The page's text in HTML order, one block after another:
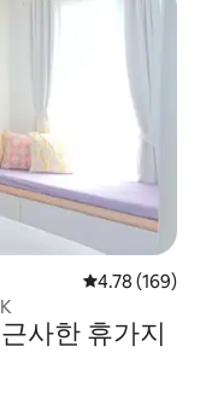
평점 4.78점(5
4.78 (169)
사한 휴가지